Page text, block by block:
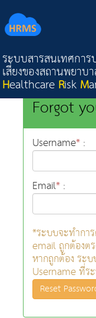
ระบบสารสนเทศกา
เสี่ยงของสถานพยาบ
Healthcare Risk M
Forgot
Username*:
Email*:
*ระบบจะทำกา
email ถูกต้องต
หากถูกต้อง ระ
Username ที่ร
Reset